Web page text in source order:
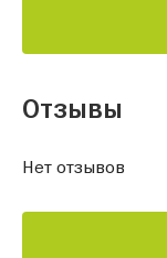
Отзывы
Нет отзывов